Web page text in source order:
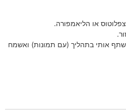
צפלוטוס או הליאמפורה.
אותי בתהליך (עם תמונות) ואשמח